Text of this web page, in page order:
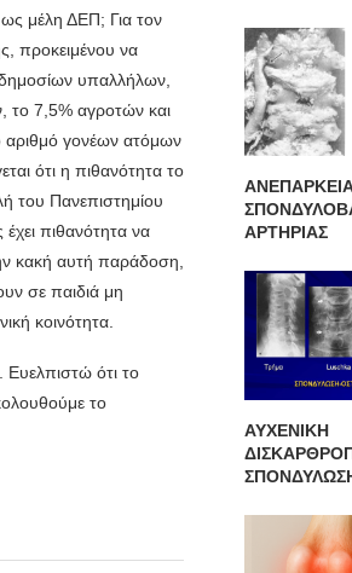
μέλη ΔΕΠ; Για τον
προκειμένου να
δημοσίων υπαλλήλων,
το 7,5% αγροτών και
γονέων ατόμων
ότι η πιθανότητα το
του Πανεπιστημίου
πιθανότητα να
κακή αυτή παράδοση,
σε παιδιά μη
κοινότητα.
ότι το
το
ΑΡΤΗΡΙΑΣ
ΑΥΧΕΝΙΚΗ